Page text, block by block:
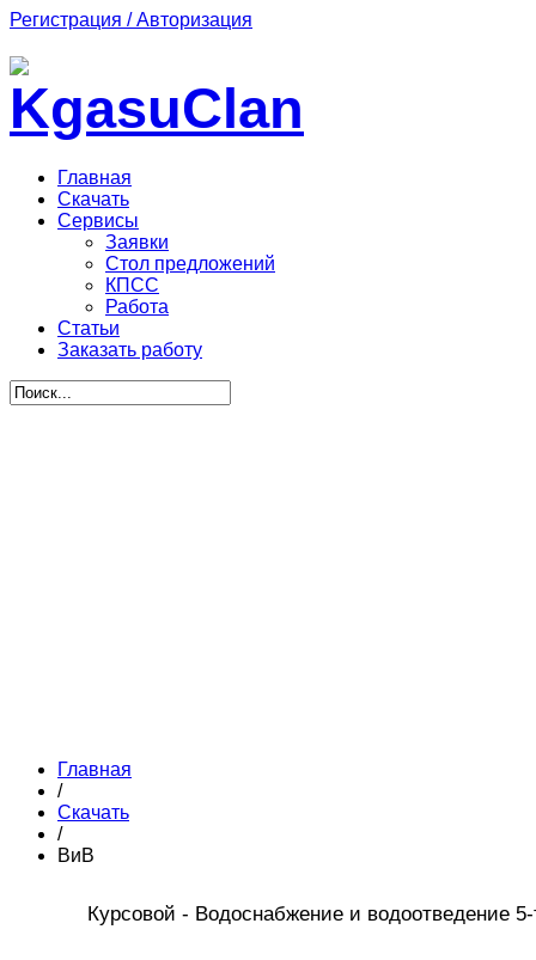
Регистрация / Авторизация
Главная
Скачать
Сервисы
Заявки
Стол предложений
КПСС
Работа
Статьи
Заказать работу
Главная
/
Скачать
/
ВиВ
Курсовой - Водоснабжение и водоотведение